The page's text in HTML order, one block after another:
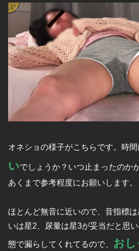
オネショの様子がこちらです。時間
いでしょうか？いつ止まったのか
あくまで参考程度にお願いします。
ほとんど無音に近いので、音指標
いは星2、尿量は星3が妥当だと思
態で漏らしてくれてるので、 お